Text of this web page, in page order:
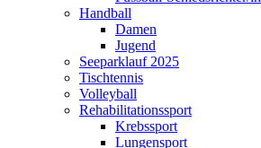
Handball
Damen
Jugend
Seeparklauf 2025
Tischtennis
Volleyball
Rehabilitationssport
Krebssport
Lungensport